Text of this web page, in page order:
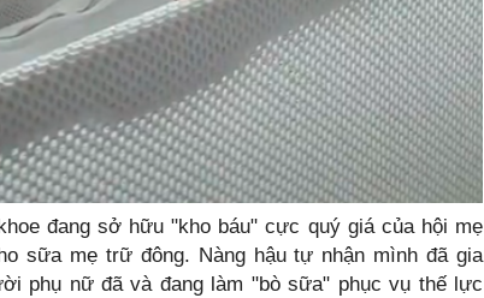
đang sở hữu "kho báu" cực quý giá của hội mẹ
sữa mẹ trữ đông. Nàng hậu tự nhận mình đã gia
phụ nữ đã và đang làm "bò sữa" phục vụ thế lực